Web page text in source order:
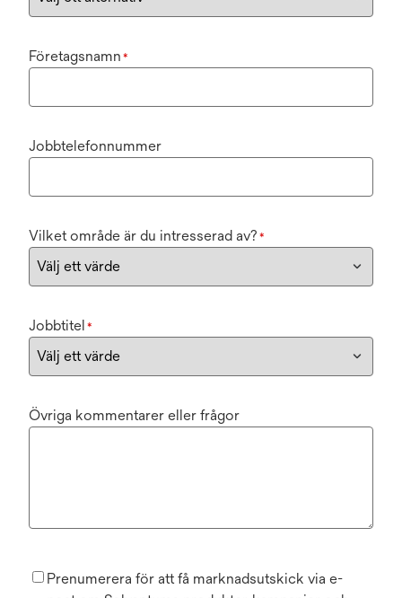
Företagsnamn *
Jobbtelefonnummer
Vilket område är du intresserad av? *
Jobbtitel *
Övriga kommentarer eller frågor
Prenumerera för att få marknadsutskick via e-